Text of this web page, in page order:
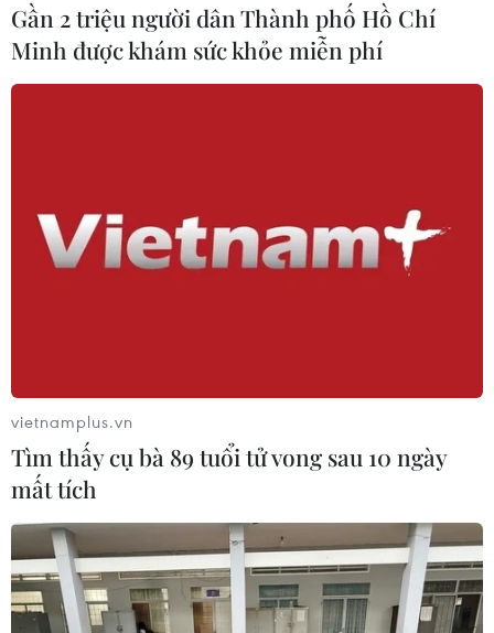
TIN CÙNG CHUYÊN MỤC
Gần 2 triệu người dân Thành phố Hồ Chí
Minh được khám sức khỏe miễn phí
vietnamplus.vn
Tìm thấy cụ bà 89 tuổi tử vong sau 10 ngày
mất tích